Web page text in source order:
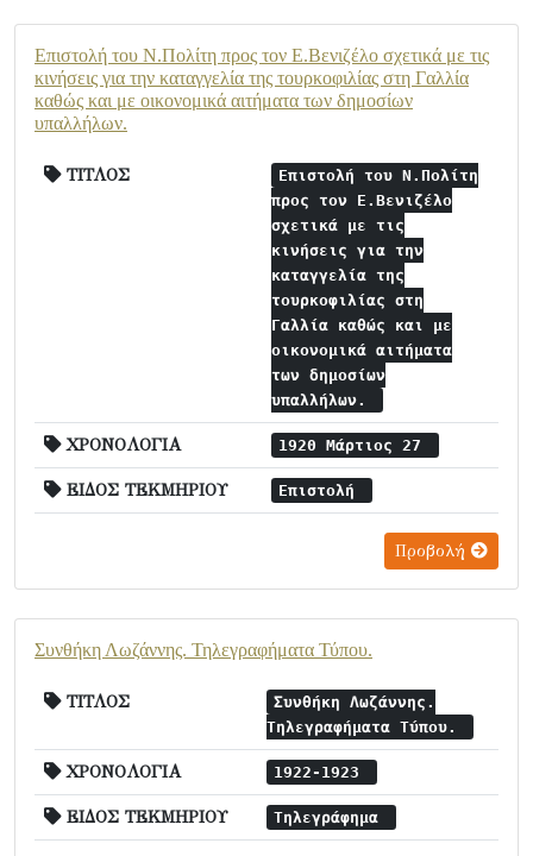
Επιστολή του Ν.Πολίτη προς τον Ε.Βενιζέλο σχετικά με τις
κινήσεις για την καταγγελία της τουρκοφιλίας στη Γαλλία
καθώς και με οικονομικά αιτήματα των δημοσίων
υπαλλήλων.
ΤΙΤΛΟΣ
Επιστολή του Ν.Πολίτη
προς τον Ε.Βενιζέλο
σχετικά με τις
κινήσεις για την
καταγγελία της
τουρκοφιλίας στη
Γαλλία καθώς και με
οικονομικά αιτήματα
των δημοσίων
υπαλλήλων.
ΧΡΟΝΟΛΟΓΙΑ 1920 Μάρτιος 27
ΕΙΔΟΣ ΤΕΚΜΗΡΙΟΥ Επιστολή
Προβολή
Συνθήκη Λωζάννης. Τηλεγραφήματα Τύπου.
ΤΙΤΛΟΣ
Συνθήκη Λωζάννης.
Τηλεγραφήματα Τύπου.
ΧΡΟΝΟΛΟΓΙΑ 1922-1923
ΕΙΔΟΣ ΤΕΚΜΗΡΙΟΥ Τηλεγράφημα